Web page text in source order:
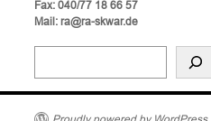
Fax: 040/77 18 66 57
Mail: ra@ra-skwar.de